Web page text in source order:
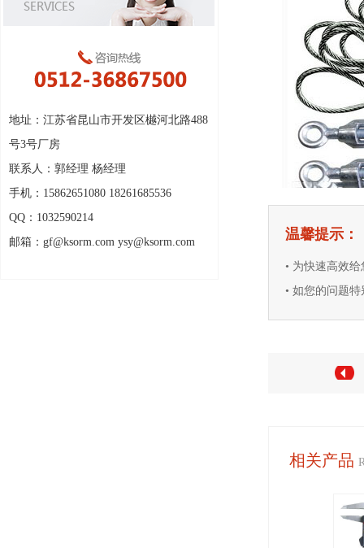
地址：江苏省昆山市开发区樾河北路488
号3号厂房
联系人：郭经理 杨经理
手机：15862651080 18261685536
QQ：1032590214
邮箱：gf@ksorm.com ysy@ksorm.com
温馨提示：
• 为快速高效
• 如您的问题特
相关产品